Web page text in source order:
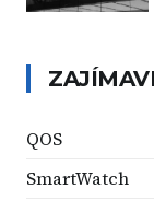
QOS
SmartWatch